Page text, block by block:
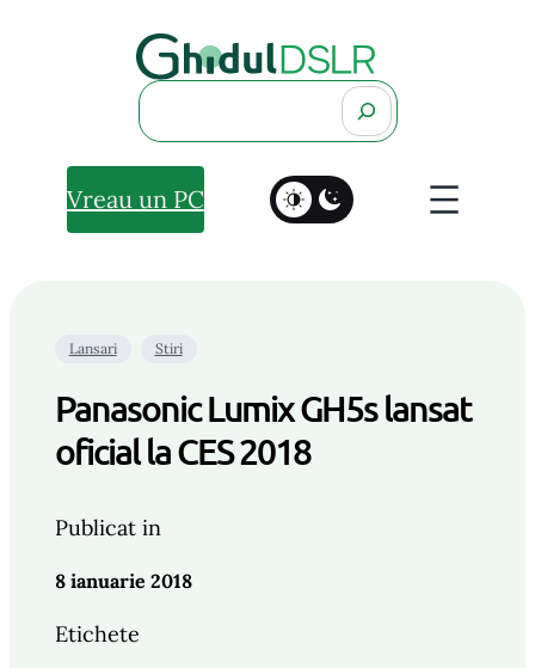
Search
Vreau un PC
Lansari Stiri
Panasonic Lumix GH5s lansat
oficial la CES 2018
Publicat in
8 ianuarie 2018
Etichete